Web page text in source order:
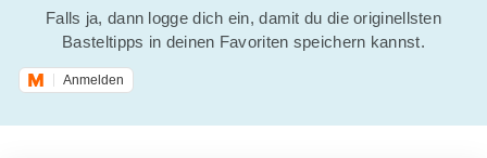
Falls ja, dann logge dich ein, damit du die originellsten
Basteltipps in deinen Favoriten speichern kannst.
Anmelden